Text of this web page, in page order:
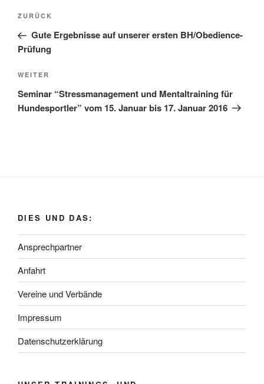
Beitragsnavigation
Vorheriger
Beitrag
ZURÜCK
Gute Ergebnisse auf unserer ersten BH/Obedience-
Prüfung
Nächster
Beitrag
WEITER
Seminar “Stressmanagement und Mentaltraining für
Hundesportler” vom 15. Januar bis 17. Januar 2016
DIES UND DAS:
Ansprechpartner
Anfahrt
Vereine und Verbände
Impressum
Datenschutzerklärung